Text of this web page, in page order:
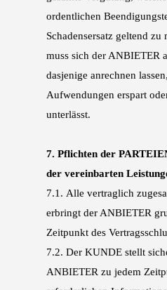
ordentlichen
Schadensersatz geltend
muss sich der ANBIETER
dasjenige anrechnen
Aufwendungen erspart
unterlässt.
7. Pflichten der
der vereinbarten
7.1. Alle vertraglich
erbringt der ANBIETER
Zeitpunkt des
7.2. Der KUNDE stellt
ANBIETER zu jedem